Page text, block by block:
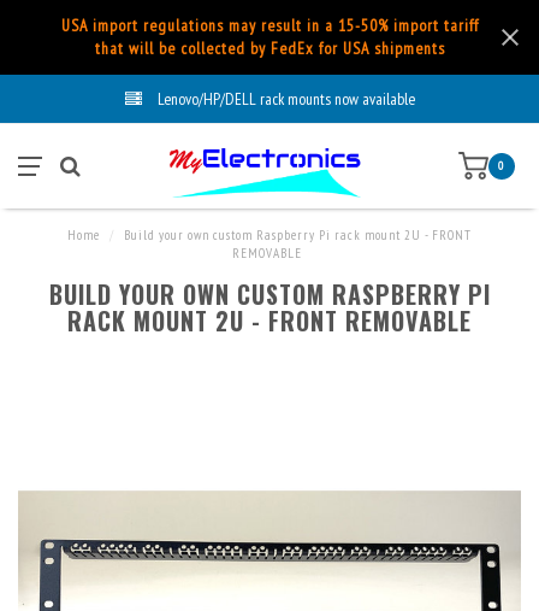
USA import regulations may result in a 15-50% import tariff
that will be collected by FedEx for USA shipments
Lenovo/HP/DELL rack mounts now available
0
Home
Build your own custom Raspberry Pi rack mount 2U - FRONT
REMOVABLE
BUILD YOUR OWN CUSTOM RASPBERRY PI
RACK MOUNT 2U - FRONT REMOVABLE